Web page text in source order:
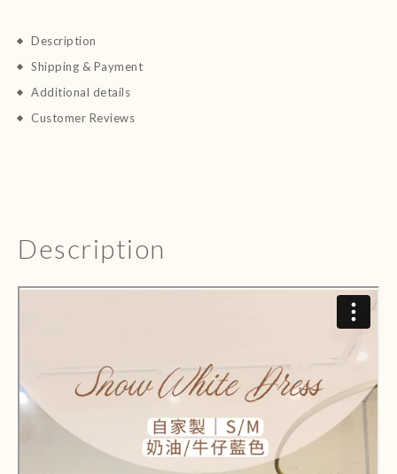
Description
Shipping & Payment
Additional details
Customer Reviews
Description